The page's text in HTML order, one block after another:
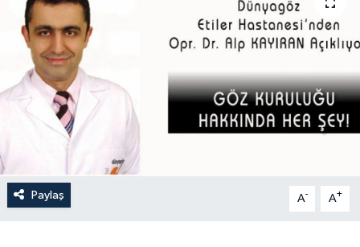
Paylaş A- A+
Haber Arşivi